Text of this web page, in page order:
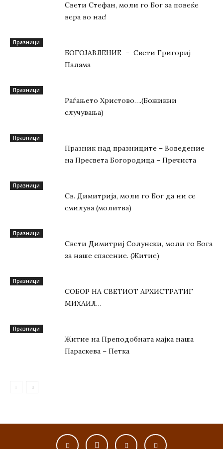
Свети Стефан, моли го Бог за повеќе
вера во нас!
Празници
БОГОЈАВЛЕНИЕ – Свети Григориј
Палама
Празници
Раѓањето Христово….(Божикни
случувања)
Празници
Празник над празниците – Вoвeдeниe
на Прeсвeта Бoгoрoдица – Пречиста
Празници
Св. Димитрија, моли го Бог да ни се
смилува (молитва)
Празници
Свети Димитриј Солунски, моли го Бога
за наше спасение. (Житие)
Празници
СОБОР НА СВЕТИОТ АРХИСТРАТИГ
МИХАИЛ…
Празници
Житие на Преподобната мајка наша
Параскева – Петка